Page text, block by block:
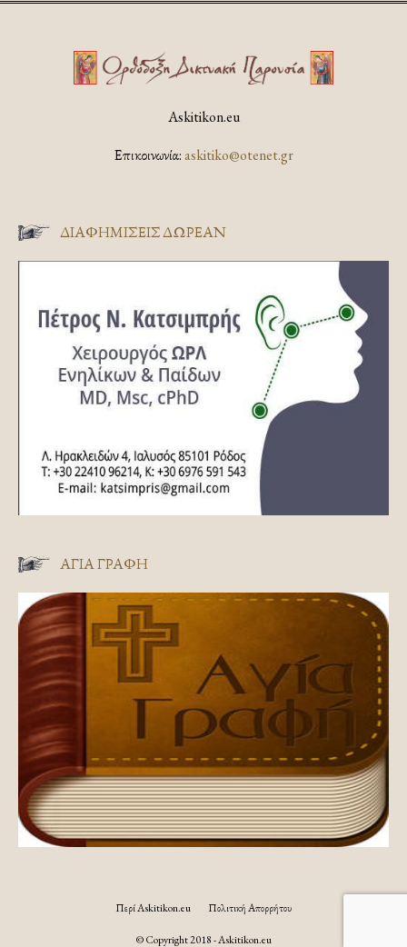
Askitikon.eu
Επικοινωνία:askitiko@otenet.gr
ΔΙΑΦΗΜΊΣΕΙΣ ΔΩΡΕΆΝ
ΑΓΊΑ ΓΡΑΦΉ
Περί Askitikon.eu Πολιτική Απορρήτου
© Copyright 2018 - Askitikon.eu